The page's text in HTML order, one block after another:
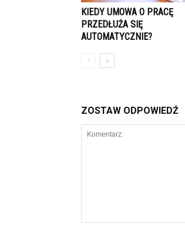
KIEDY UMOWA O PRACĘ
PRZEDŁUŻA SIĘ
AUTOMATYCZNIE?
ZOSTAW ODPOWIEDŹ